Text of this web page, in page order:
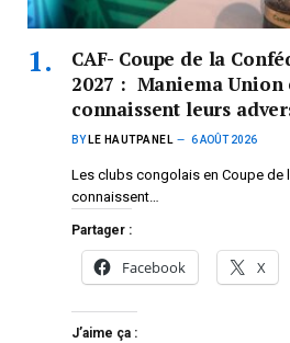
CAF- Coupe de la
2027 : Maniema Union
connaissent leurs
BY LE HAUTPANEL 6 AOÛT 2026
Les clubs congolais en Coupe de
connaissent…
Partager :
Facebook X
J’aime ça :